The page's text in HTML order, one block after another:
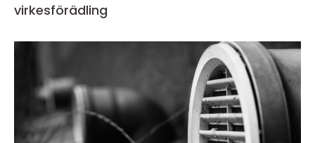
virkesförädling